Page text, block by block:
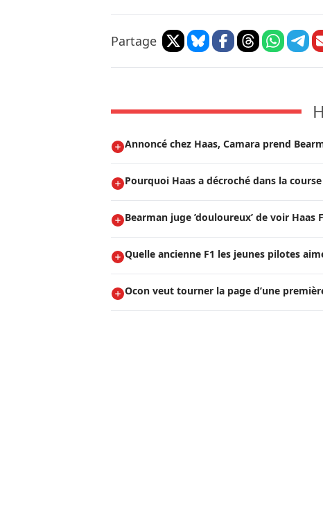
Partage
Annoncé chez Haas, Camara prend
Pourquoi Haas a décroché dans la
Bearman juge ’douloureux’ de voir
Quelle ancienne F1 les jeunes pilotes
Ocon veut tourner la page d’une